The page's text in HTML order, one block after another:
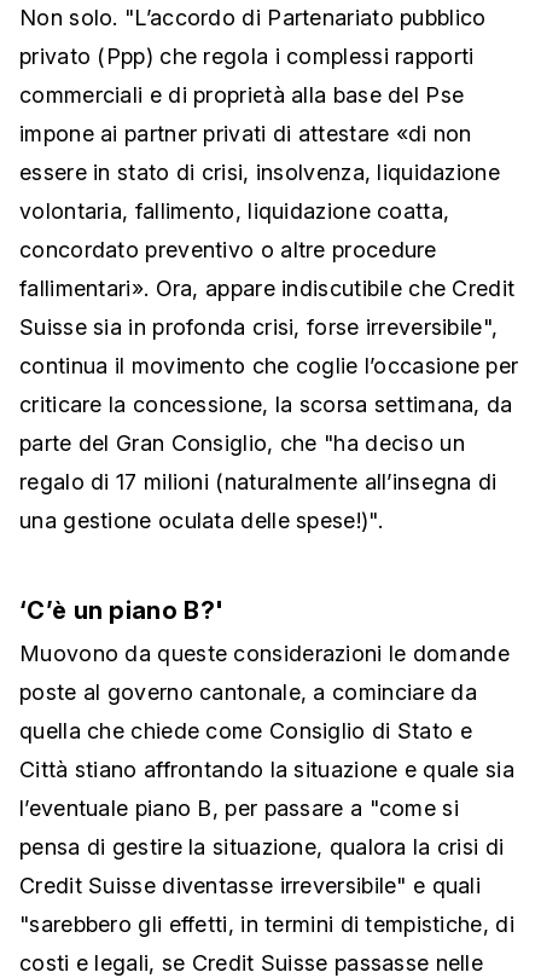
Non solo. "L’accordo di Partenariato pubblico
privato (Ppp) che regola i complessi rapporti
commerciali e di proprietà alla base del Pse
impone ai partner privati di attestare «di non
essere in stato di crisi, insolvenza, liquidazione
volontaria, fallimento, liquidazione coatta,
concordato preventivo o altre procedure
fallimentari». Ora, appare indiscutibile che Credit
Suisse sia in profonda crisi, forse irreversibile",
continua il movimento che coglie l’occasione per
criticare la concessione, la scorsa settimana, da
parte del Gran Consiglio, che "ha deciso un
regalo di 17 milioni (naturalmente all’insegna di
una gestione oculata delle spese!)".
‘C’è un piano B?'
Muovono da queste considerazioni le domande
poste al governo cantonale, a cominciare da
quella che chiede come Consiglio di Stato e
Città stiano affrontando la situazione e quale sia
l’eventuale piano B, per passare a "come si
pensa di gestire la situazione, qualora la crisi di
Credit Suisse diventasse irreversibile" e quali
"sarebbero gli effetti, in termini di tempistiche, di
costi e legali, se Credit Suisse passasse nelle